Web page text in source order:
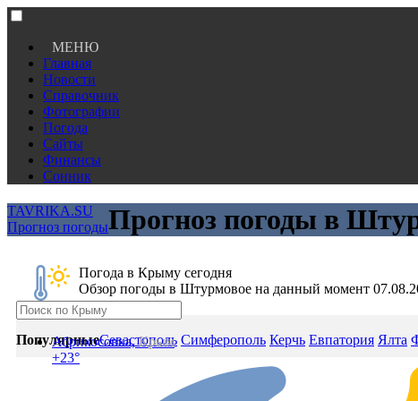
МЕНЮ
Главная
Новости
Справочник
Фотографии
Погода
Сайты
Финансы
Сонник
TAVRIKA.SU
Прогноз погодыПрогноз погоды в
Погода в Крыму сегодня
Обзор погоды в Штурмовое на данный момент
Абрикосовка,Крым
+23°
ПопулярныеСевастополь Симферополь Керчь Евпатория Ялта